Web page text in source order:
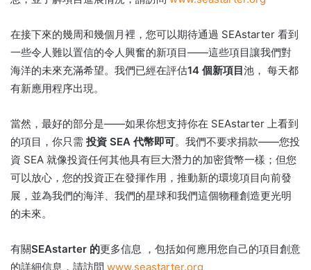
在接下來的幾周和幾個月裡，您可以期待通過 SEAstarter 看到
一些令人難以置信的令人興奮的新項目——這些項目讓我們對
海洋的未來充滿希望。 我們已經在評估14 個新項目 池， 每天都
有新應用程序出現。
當然，最好的部分是——如果你想支持你在 SEAstarter 上看到
的項目，你只需 投資 SEA 代幣即可。 我們不要求捐款——您投
資 SEA 就像投資任何其他具有巨大潛力的加密貨幣一樣； 但您
可以放心，您的投資正在發揮作用，推動新的環境項目向前發
展，並為我們的海洋、我們的星球和我們這個物種創造更光明
的未來。
有關SEAstarter 的更多信息 ，包括如何應用您自己的項目創意
的詳細信息，請訪問 www.seastarter.org